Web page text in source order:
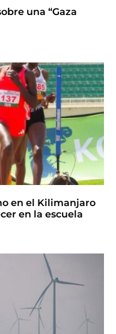
una “Gaza
en el Kilimanjaro
en la escuela